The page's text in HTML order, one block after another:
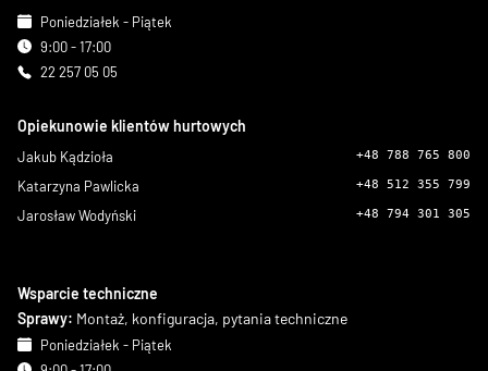
Poniedziałek - Piątek
9:00 - 17:00
22 257 05 05
Opiekunowie klientów hurtowych
Jakub Kądzioła +48 788 765 800
Katarzyna Pawlicka +48 512 355 799
Jarosław Wodyński +48 794 301 305
Wsparcie techniczne
Sprawy: Montaż, konfiguracja, pytania techniczne
Poniedziałek - Piątek